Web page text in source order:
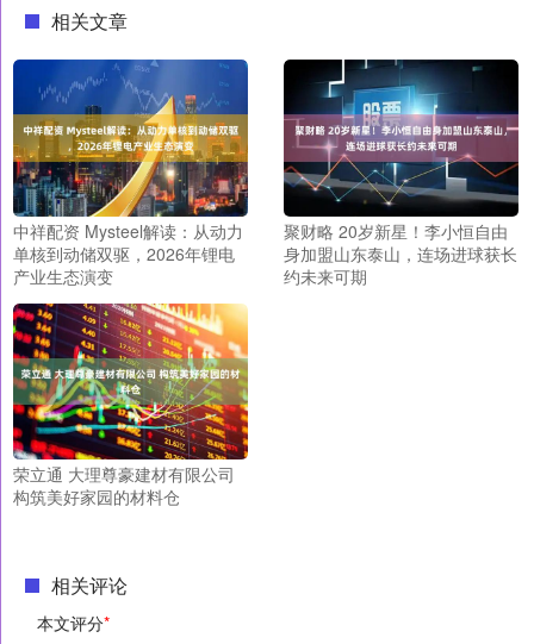
相关文章
中祥配资 Mysteel解读：从动力
单核到动储双驱，2026年锂电
产业生态演变
聚财略 20岁新星！李小恒自由
身加盟山东泰山，连场进球获长
约未来可期
荣立通 大理尊豪建材有限公司
构筑美好家园的材料仓
相关评论
本文评分*